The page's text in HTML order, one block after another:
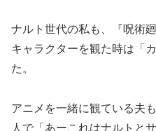
ナルト世代の私も、『呪術
キャラクターを観た時は「
た。
アニメを一緒に観ている夫
人で「あーこれはナルトと